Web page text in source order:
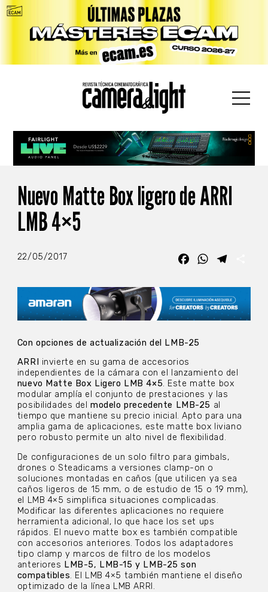
Nuevo Matte Box ligero de ARRI
LMB 4×5
22/05/2017 FacebookWhatsApp
Con opciones de actualización del LMB-25
ARRI invierte en su gama de accesorios
independientes de la cámara con el lanzamiento del
nuevo Matte Box Ligero LMB 4×5. Este matte box
modular amplía el conjunto de prestaciones y las
posibilidades delmodelo precedente LMB-25 al
tiempo que mantiene su precio inicial. Apto para una
amplia gama de aplicaciones, este matte box liviano
pero robusto permite un alto nivel de flexibilidad.
De configuraciones de un solo filtro para gimbals,
drones o Steadicams a versiones clamp-on o
soluciones montadas en caños (que utilicen ya sea
caños ligeros de 15 mm, o de estudio de 15 o 19 mm),
el LMB 4×5 simplifica situaciones complicadas.
Modificar las diferentes aplicaciones no requiere
herramienta adicional, lo que hace los set ups
rápidos. El nuevo matte box es también compatible
con accesorios anteriores. Todos los adaptadores
tipo clamp y marcos de filtro de los modelos
anteriores LMB-5, LMB-15 y LMB-25 son
compatibles. El LMB 4×5 también mantiene el diseño
optimizado de la línea LMB ARRI.